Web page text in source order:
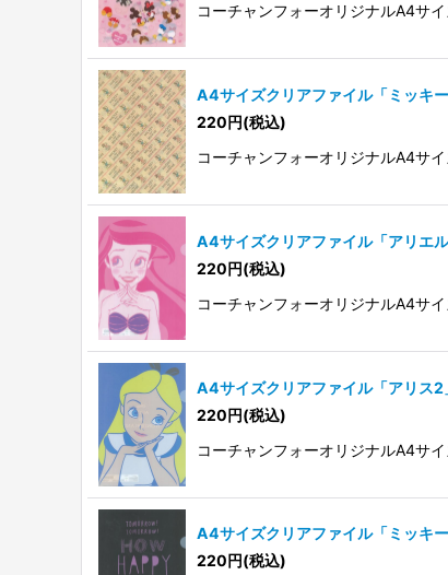
コーチャンフォーオリジナルA4サ
A4サイズクリアファイル「ミッキ
220円(税込)
コーチャンフォーオリジナルA4サ
A4サイズクリアファイル「アリエル
220円(税込)
コーチャンフォーオリジナルA4サ
A4サイズクリアファイル「アリス2
220円(税込)
コーチャンフォーオリジナルA4サ
A4サイズクリアファイル「ミッキー
220円(税込)